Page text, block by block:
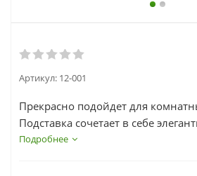
Артикул: 12-001
Прекрасно подойдет для
Подставка сочетает в себе
Высокое качество работы
Подробнее